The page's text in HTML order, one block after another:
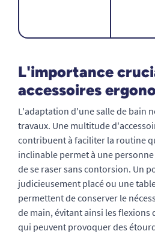
L'importance
accessoires
L'adaptation d'une salle de bain
travaux. Une multitude
contribuent à faciliter la routine
inclinable permet à une
de se raser sans contorsion. Un
judicieusement placé ou une
permettent de conserver le
de main, évitant ainsi les flexions
qui peuvent provoquer des